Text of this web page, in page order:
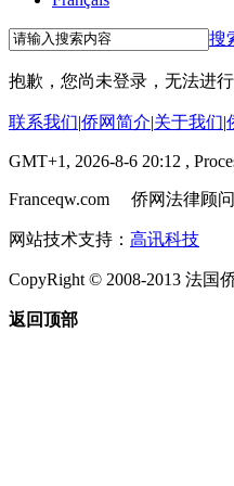
搜
抱歉，您尚未登录，无法进
联系我们|侨网简介|关于我们|
GMT+1, 2026-8-6 20:12 ,
Franceqw.com 侨网法律顾
网站技术支持： 高讯科技
CopyRight © 2008-2013 法国
返回顶部